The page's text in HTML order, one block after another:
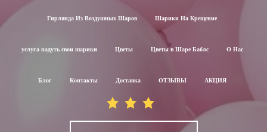
Гирлянда Из Воздушных Шаров Шарики На Крещение
услуга надуть свои шарики Цветы Цветы в Шаре Баблс О Нас
Блог Контакты Доставка ОТЗЫВЫ АКЦИЯ